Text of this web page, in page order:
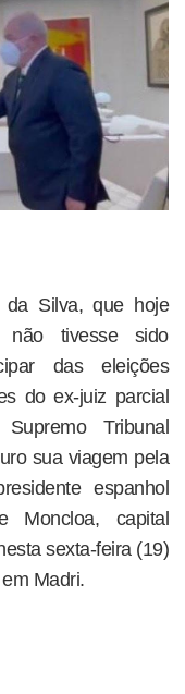
da Silva, que hoje
tivesse sido
das eleições
do ex-juiz parcial
Tribunal
sua viagem pela
espanhol
Moncloa, capital
sexta-feira (19)
Madri.